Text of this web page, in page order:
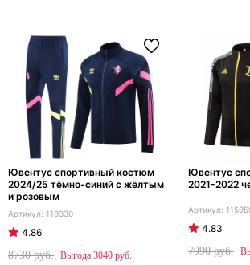
Ювентус спортивный костюм
2024/25 тёмно-синий с жёлтым
и розовым
119330
4.86
8730
3040
Ювентус
2021-2022
4.83
7990